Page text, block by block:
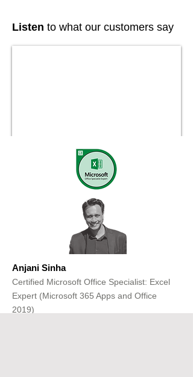
Listen to what our customers say
Anjani Sinha
Certified Microsoft Office Specialist: Excel
Expert (Microsoft 365 Apps and Office
2019)